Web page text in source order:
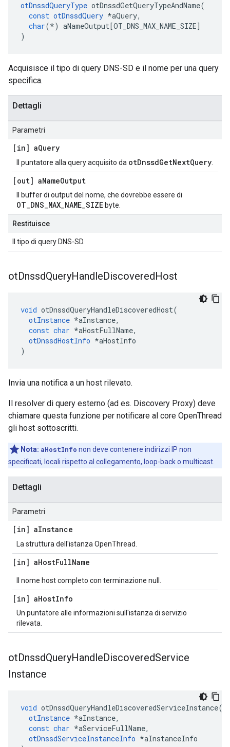
otDnssdQueryType otDnssdGetQueryTypeAndName(
const otDnssdQuery *aQuery,
char(*) aNameOutput[OT_DNS_MAX_NAME_SIZE]
)
Acquisisce il tipo di query DNS-SD e il nome per una query
specifica.
Dettagli
Parametri
[in] aQuery
Il puntatore alla query acquisito da otDnssdGetNextQuery
[out] aNameOutput
Il buffer di output del nome, che dovrebbe essere di
OT_DNS_MAX_NAME_SIZE byte.
Restituisce
Il tipo di query DNS-SD.
otDnssdQueryHandleDiscoveredHost
void otDnssdQueryHandleDiscoveredHost(
otInstance *aInstance,
const char *aHostFullName,
otDnssdHostInfo *aHostInfo
)
Invia una notifica a un host rilevato.
Il resolver di query esterno (ad es. Discovery Proxy) deve
chiamare questa funzione per notificare al core OpenThread
gli host sottoscritti.
Nota: aHostInfo non deve contenere indirizzi IP non
specificati, locali rispetto al collegamento, loop-back o multicast.
Dettagli
Parametri
[in] aInstance
La struttura dell'istanza OpenThread.
[in] aHostFullName
Il nome host completo con terminazione null.
[in] aHostInfo
Un puntatore alle informazioni sull'istanza di servizio
rilevata.
otDnssdQueryHandleDiscoveredService
Instance
void otDnssdQueryHandleDiscoveredServiceInstance(
otInstance *aInstance,
const char *aServiceFullName,
otDnssdServiceInstanceInfo *aInstanceInfo